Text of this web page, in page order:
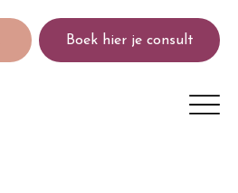
Boek hier je consult